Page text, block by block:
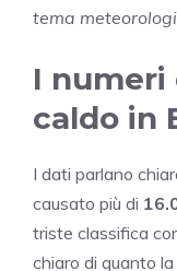
tema
I numeri
caldo in
I dati parlano
causato più di
triste classifica
chiaro di quanto